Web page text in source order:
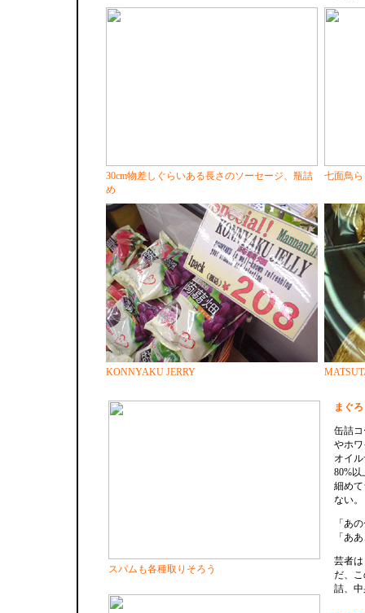
30cm物差しぐらいある長さのソーセージ、瓶詰
め
七面鳥
KONNYAKU JERRY
スパムも各種取りそろう
まぐ
缶詰
やホ
オイ
80%
細め
ない。
「あ
「あ
芸者
だ、
詰、